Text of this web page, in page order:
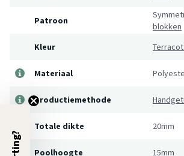
Patroon
blokken
Kleur
Materiaal
Productiemethode
Totale dikte 20mm
Poolhoogte 15mm